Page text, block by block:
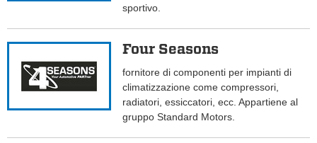
sportivo.
Four Seasons
fornitore di componenti per impianti di
climatizzazione come compressori,
radiatori, essiccatori, ecc. Appartiene al
gruppo Standard Motors.